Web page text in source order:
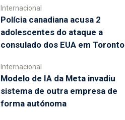
Internacional
Polícia canadiana acusa 2
adolescentes do ataque a
consulado dos EUA em Toronto
Internacional
Modelo de IA da Meta invadiu
sistema de outra empresa de
forma autónoma